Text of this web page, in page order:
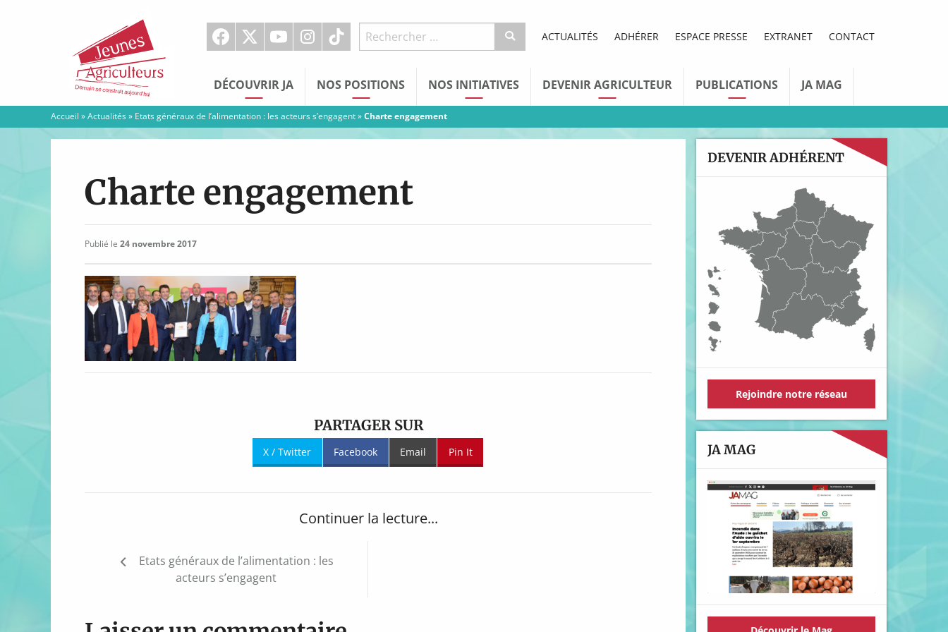
Agriculteurs
ACTUALITÉS ADHÉRER ESPACE PRESSE EXTRANET CONTACT
DÉCOUVRIR JA NOS POSITIONS NOS INITIATIVES DEVENIR AGRICULTEUR PUBLICATIONS JA MAG
Accueil »Actualités» Etats généraux de l’alimentation : les acteurs s’engagent»Charte engagement
Charte engagement
Publié le 24 novembre 2017
PARTAGER SUR
X / Twitter Facebook Email Pin It
Continuer la lecture...
Navigation
Etats généraux de l’alimentation : les
acteurs s’engagent
DEVENIR ADHÉRENT
Rejoindre notre réseau
JA MAG